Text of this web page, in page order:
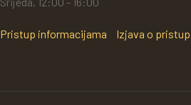
Pristup informacijama Izjava o